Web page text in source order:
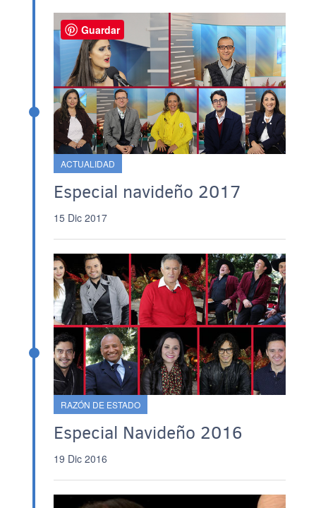
ACTUALIDAD
Especial navideño 2017
15 Dic 2017
RAZÓN DE ESTADO
Especial Navideño 2016
19 Dic 2016
Guardar